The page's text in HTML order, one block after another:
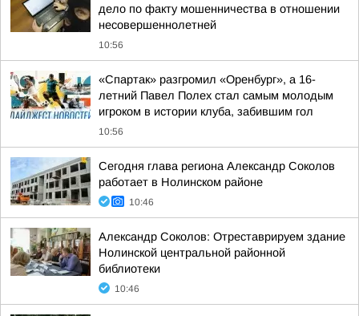
дело по факту мошенничества в отношении
несовершеннолетней
10:56
«Спартак» разгромил «Оренбург», а 16-
летний Павел Полех стал самым молодым
игроком в истории клуба, забившим гол
10:56
Сегодня глава региона Александр Соколов
работает в Нолинском районе
10:46
Александр Соколов: Отреставрируем здание
Нолинской центральной районной
библиотеки
10:46